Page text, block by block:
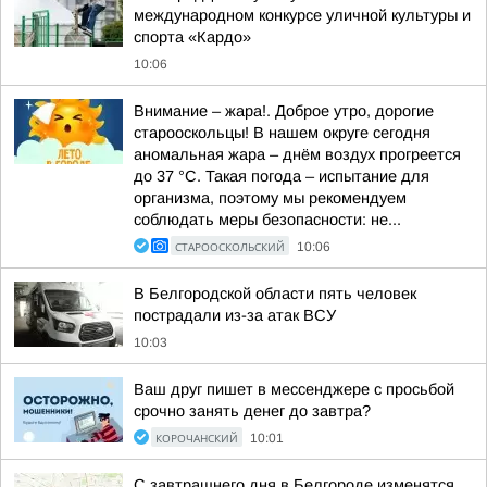
международном конкурсе уличной культуры и
спорта «Кардо»
10:06
Внимание – жара!. Доброе утро, дорогие
старооскольцы! В нашем округе сегодня
аномальная жара – днём воздух прогреется
до 37 °C. Такая погода – испытание для
организма, поэтому мы рекомендуем
соблюдать меры безопасности: не...
СТАРООСКОЛЬСКИЙ 10:06
В Белгородской области пять человек
пострадали из-за атак ВСУ
10:03
Ваш друг пишет в мессенджере с просьбой
срочно занять денег до завтра?
КОРОЧАНСКИЙ 10:01